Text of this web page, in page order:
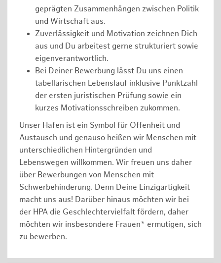
geprägten Zusammenhängen zwischen Politik
und Wirtschaft aus.
Zuverlässigkeit und Motivation zeichnen Dich
aus und Du arbeitest gerne strukturiert sowie
eigenverantwortlich.
Bei Deiner Bewerbung lässt Du uns einen
tabellarischen Lebenslauf inklusive Punktzahl
der ersten juristischen Prüfung sowie ein
kurzes Motivationsschreiben zukommen.
Unser Hafen ist ein Symbol für Offenheit und
Austausch und genauso heißen wir Menschen mit
unterschiedlichen Hintergründen und
Lebenswegen willkommen. Wir freuen uns daher
über Bewerbungen von Menschen mit
Schwerbehinderung. Denn Deine Einzigartigkeit
macht uns aus! Darüber hinaus möchten wir bei
der HPA die Geschlechtervielfalt fördern, daher
möchten wir insbesondere Frauen* ermutigen, sich
zu bewerben.